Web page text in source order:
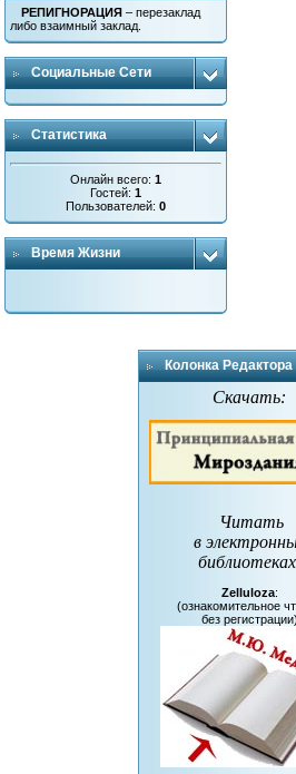
РЕПИГНОРАЦИЯ – перезаклад
либо взаимный заклад.
Социальные Сети
Статистика
Онлайн всего:1
Гостей:1
Пользователей:0
Время Жизни
Колонка Редактора
Скачать:
Читать
в
библиотеках
Zelluloza:
(ознакомительное
без регистрации)